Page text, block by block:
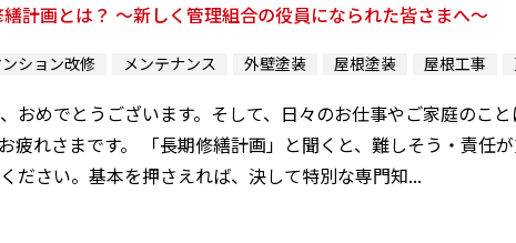
計画とは？ 〜新しく管理組合の役員になられた皆さまへ〜
ション改修 メンテナンス 外壁塗装 屋根塗装 屋根工事
おめでとうございます。そして、日々のお仕事やご家庭のこ
疲れさまです。 「長期修繕計画」と聞くと、難しそう・責任
ださい。基本を押さえれば、決して特別な専門知...